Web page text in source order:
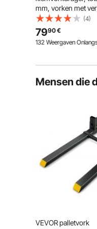
mm, vorken met
stabilisatiestang voor
tractoraccessoires,
compacte laders,
(4)
7990€
132 Weergaven
Mensen die
VEVOR palletvork